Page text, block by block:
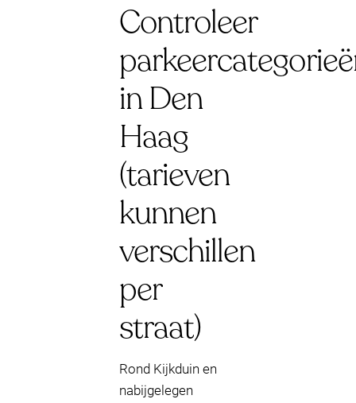
Controleer
in Den
Haag
(tarieven
kunnen
verschillen
per
straat)
Rond Kijkduin en
nabijgelegen